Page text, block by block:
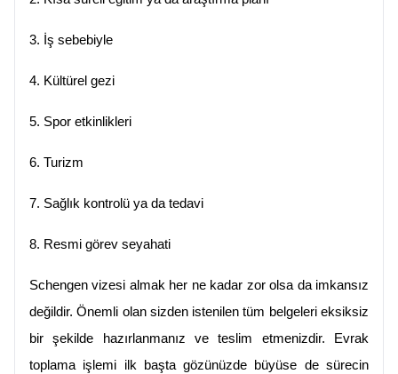
3. İş sebebiyle
4. Kültürel gezi
5. Spor etkinlikleri
6. Turizm
7. Sağlık kontrolü ya da tedavi
8. Resmi görev seyahati
Schengen vizesi almak her ne kadar zor olsa da imkansız
değildir. Önemli olan sizden istenilen tüm belgeleri eksiksiz
bir şekilde hazırlanmanız ve teslim etmenizdir. Evrak
toplama işlemi ilk başta gözünüzde büyüse de sürecin